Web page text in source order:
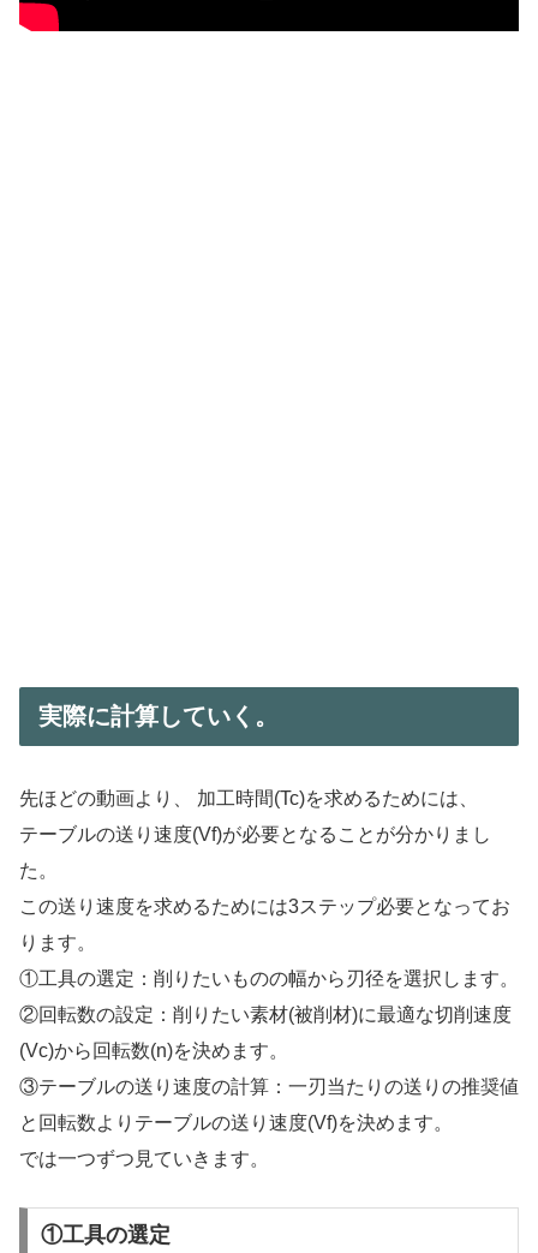
実際に計算していく。
先ほどの動画より、 加工時間(Tc)を求めるためには、
テーブルの送り速度(Vf)が必要となることが分かりまし
た。
この送り速度を求めるためには3ステップ必要となってお
ります。
①工具の選定：削りたいものの幅から刃径を選択します。
②回転数の設定：削りたい素材(被削材)に最適な切削速度
(Vc)から回転数(n)を決めます。
③テーブルの送り速度の計算：一刃当たりの送りの推奨値
と回転数よりテーブルの送り速度(Vf)を決めます。
では一つずつ見ていきます。
①工具の選定